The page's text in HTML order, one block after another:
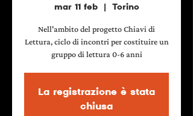
mar 11 feb
  |
Torino
Nell'ambito del progetto Chiavi di
Lettura, ciclo di incontri per costituire un
gruppo di lettura 0-6 anni
La registrazione è stata
chiusa